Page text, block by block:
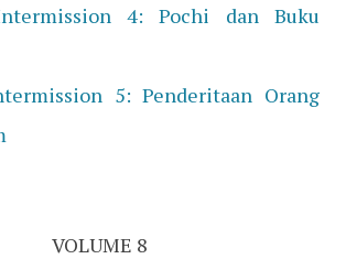
4: Pochi dan Buku
5: Penderitaan Orang
VOLUME 8